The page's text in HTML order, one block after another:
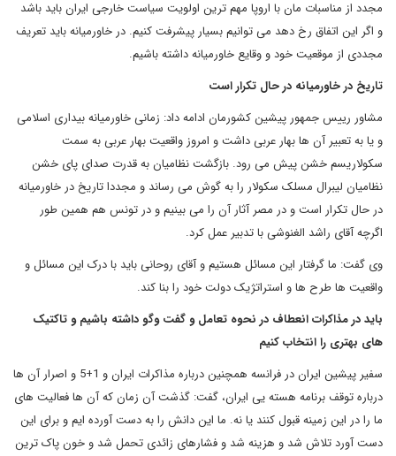
مجدد از مناسبات مان با اروپا مهم ترین اولویت سیاست خارجی ایران باید باشد
و اگر این اتفاق رخ دهد می توانیم بسیار پیشرفت کنیم. در خاورمیانه باید تعریف
مجددی از موقعیت خود و وقایع خاورمیانه داشته باشیم.
تاریخ در خاورمیانه در حال تکرار است
مشاور رییس جمهور پیشین کشورمان ادامه داد: زمانی خاورمیانه بیداری اسلامی
و یا به تعبیر آن ها بهار عربی داشت و امروز واقعیت بهار عربی به سمت
سکولاریسم خشن پیش می رود. بازگشت نظامیان به قدرت صدای پای خشن
نظامیان لیبرال مسلک سکولار را به گوش می رساند و مجددا تاریخ در خاورمیانه
در حال تکرار است و در مصر آثار آن را می بینیم و در تونس هم همین طور
اگرچه آقای راشد الغنوشی با تدبیر عمل کرد.
وی گفت: ما گرفتار این مسائل هستیم و آقای روحانی باید با درک این مسائل و
واقعیت ها طرح ها و استراتژیک دولت خود را بنا کند.
باید در مذاکرات انعطاف در نحوه تعامل و گفت وگو داشته باشیم و تاکتیک
های بهتری را انتخاب کنیم
سفیر پیشین ایران در فرانسه همچنین درباره مذاکرات ایران و 1+5 و اصرار آن ها
درباره توقف برنامه هسته یی ایران، گفت: گذشت آن زمان که آن ها فعالیت های
ما را در این زمینه قبول کنند یا نه. ما این دانش را به دست آورده ایم و برای این
دست آورد تلاش شد و هزینه شد و فشارهای زائدی تحمل شد و خون پاک ترین